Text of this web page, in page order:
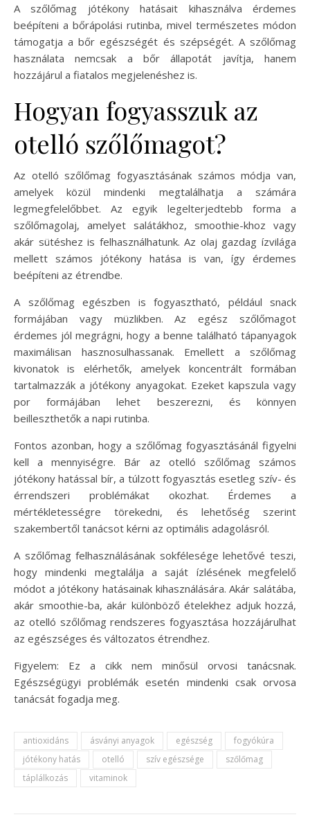
A szőlőmag jótékony hatásait kihasználva érdemes
beépíteni a bőrápolási rutinba, mivel természetes módon
támogatja a bőr egészségét és szépségét. A szőlőmag
használata nemcsak a bőr állapotát javítja, hanem
hozzájárul a fiatalos megjelenéshez is.
Hogyan fogyasszuk az
otelló szőlőmagot?
Az otelló szőlőmag fogyasztásának számos módja van,
amelyek közül mindenki megtalálhatja a számára
legmegfelelőbbet. Az egyik legelterjedtebb forma a
szőlőmagolaj, amelyet salátákhoz, smoothie-khoz vagy
akár sütéshez is felhasználhatunk. Az olaj gazdag ízvilága
mellett számos jótékony hatása is van, így érdemes
beépíteni az étrendbe.
A szőlőmag egészben is fogyasztható, például snack
formájában vagy müzlikben. Az egész szőlőmagot
érdemes jól megrágni, hogy a benne található tápanyagok
maximálisan hasznosulhassanak. Emellett a szőlőmag
kivonatok is elérhetők, amelyek koncentrált formában
tartalmazzák a jótékony anyagokat. Ezeket kapszula vagy
por formájában lehet beszerezni, és könnyen
beilleszthetők a napi rutinba.
Fontos azonban, hogy a szőlőmag fogyasztásánál figyelni
kell a mennyiségre. Bár az otelló szőlőmag számos
jótékony hatással bír, a túlzott fogyasztás esetleg szív- és
érrendszeri problémákat okozhat. Érdemes a
mértékletességre törekedni, és lehetőség szerint
szakembertől tanácsot kérni az optimális adagolásról.
A szőlőmag felhasználásának sokfélesége lehetővé teszi,
hogy mindenki megtalálja a saját ízlésének megfelelő
módot a jótékony hatásainak kihasználására. Akár salátába,
akár smoothie-ba, akár különböző ételekhez adjuk hozzá,
az otelló szőlőmag rendszeres fogyasztása hozzájárulhat
az egészséges és változatos étrendhez.
Figyelem: Ez a cikk nem minősül orvosi tanácsnak.
Egészségügyi problémák esetén mindenki csak orvosa
tanácsát fogadja meg.
antioxidáns ásványi anyagok egészség
fogyókúra
jótékony hatás
otelló szív egészsége
szőlőmag
táplálkozás
vitaminok